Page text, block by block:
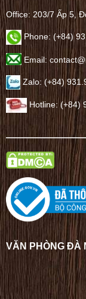
Office: 203/7 Ấp 5,
Phone: (+84)
Email:
Zalo: (+84)
Hotline: (+84)
VĂN PHÒNG ĐÀ